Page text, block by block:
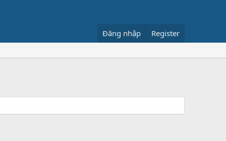
Đăng nhập Register